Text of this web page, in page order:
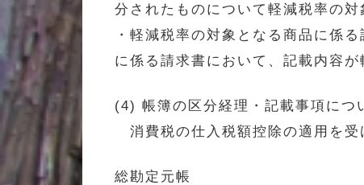
分されたものについて軽減税率の
・軽減税率の対象となる商品に係
に係る請求書において、記載内容
(4) 帳簿の区分経理・記載事項につ
消費税の仕入税額控除の適用を受
総勘定元帳